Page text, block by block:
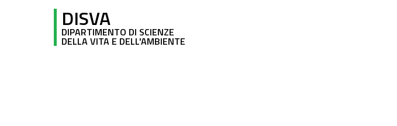
DISVA
DIPARTIMENTO DI SCIENZE
DELLA VITA E DELL'AMBIENTE